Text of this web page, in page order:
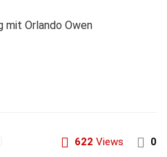
mit Orlando Owen
622 Views 0